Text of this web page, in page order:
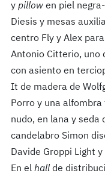
y pillowen piel
Diesis y mesas
centro Fly y Alex
Antonio Citterio, uno
con asiento en
It de madera de
Porro y una
nudo, en lana y seda
candelabro Simon
Davide Groppi Light
En el hallde